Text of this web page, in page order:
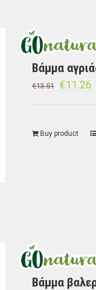
Bάμμα
€13.51 €11.26
Buy product
Bάμμα